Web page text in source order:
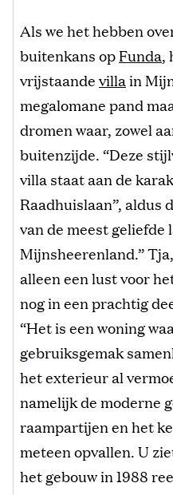
Als we het hebben
buitenkans opFunda,
vrijstaandevillain
megalomane pand
dromen waar, zowel
buitenzijde. “Deze
villa staat aan de
Raadhuislaan”, aldus
van de meest geliefde
Mijnsheerenland.”
alleen een lust voor
nog in een prachtig
“Het is een woning
gebruiksgemak
het exterieur al
namelijk de moderne
raampartijen en het
meteen opvallen. U
het gebouw in 1988